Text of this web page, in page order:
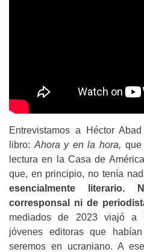
Entrevistamos a Héctor
libro: Ahora y en la hora,
lectura en la Casa de
que, en principio, no tenía
esencialmente
corresponsal ni de
mediados de 2023 viajó a
jóvenes editoras que
seremos en ucraniano. A